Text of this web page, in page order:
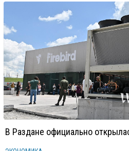
В Раздане официально